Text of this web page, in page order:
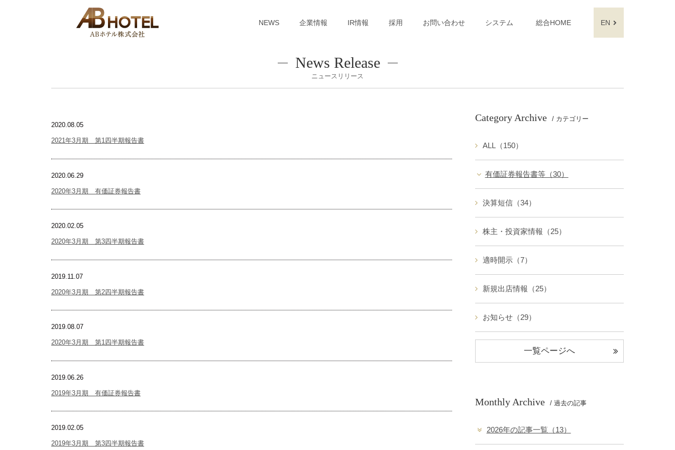
NEWS 企業情報 IR情報 採用 お問い合わせ システム 総合HOME EN
News Release
ニュースリリース
2020.08.05
2021年3月期 第1四半期報告書
2020.06.29
2020年3月期 有価証券報告書
2020.02.05
2020年3月期 第3四半期報告書
2019.11.07
2020年3月期 第2四半期報告書
2019.08.07
2020年3月期 第1四半期報告書
2019.06.26
2019年3月期 有価証券報告書
2019.02.05
2019年3月期 第3四半期報告書
Category Archive / カテゴリー
ALL（150）
有価証券報告書等（30）
決算短信（34）
株主・投資家情報（25）
適時開示（7）
新規出店情報（25）
お知らせ（29）
一覧ページへ
Monthly Archive / 過去の記事
2026年の記事一覧（13）